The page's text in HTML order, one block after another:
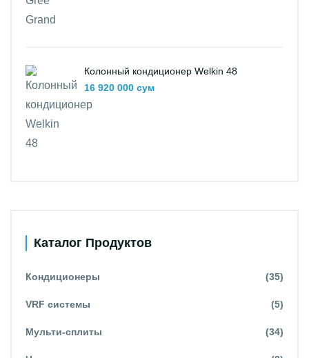
Колонный кондиционер Welkin 48
16 920 000 сум
Каталог Продуктов
Кондиционеры (35)
VRF системы (5)
Мульти-сплиты (34)